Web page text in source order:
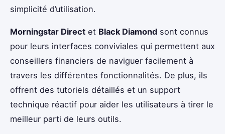
simplicité d’utilisation.
Morningstar Direct et Black Diamond sont connus
pour leurs interfaces conviviales qui permettent aux
conseillers financiers de naviguer facilement à
travers les différentes fonctionnalités. De plus, ils
offrent des tutoriels détaillés et un support
technique réactif pour aider les utilisateurs à tirer le
meilleur parti de leurs outils.